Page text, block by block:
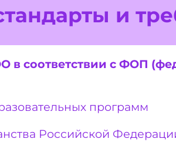
и
соответствии с ФОП
программ
Российской